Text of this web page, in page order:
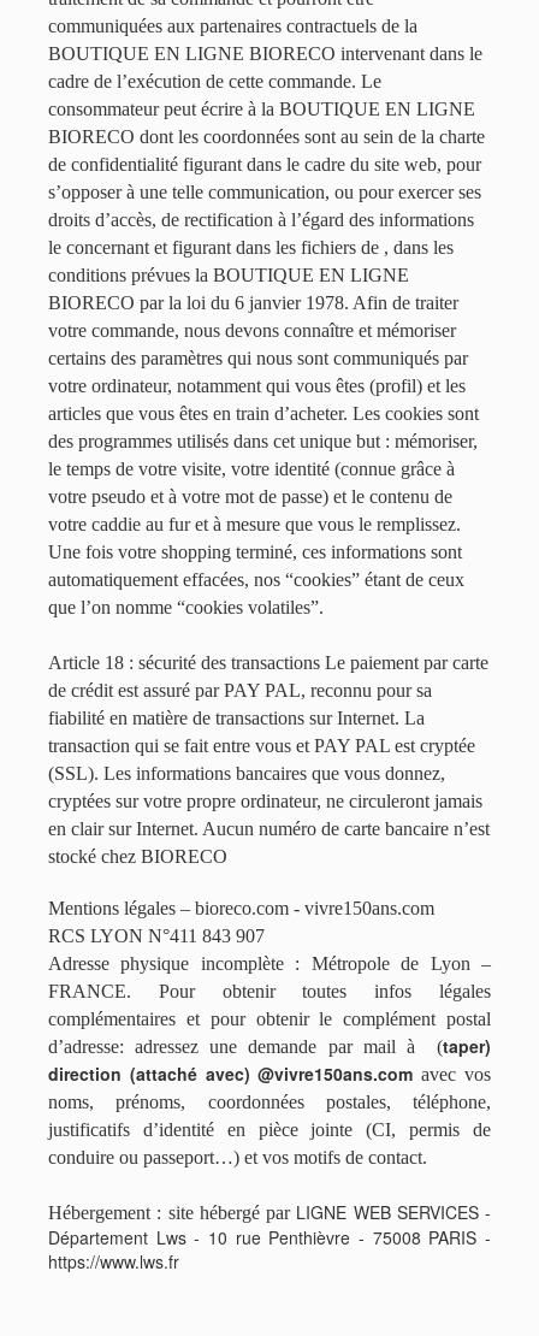
communiquées aux partenaires contractuels de la
BOUTIQUE EN LIGNE BIORECO intervenant dans le
cadre de l’exécution de cette commande. Le
consommateur peut écrire à la BOUTIQUE EN LIGNE
BIORECO dont les coordonnées sont au sein de la charte
de confidentialité figurant dans le cadre du site web, pour
s’opposer à une telle communication, ou pour exercer ses
droits d’accès, de rectification à l’égard des informations
le concernant et figurant dans les fichiers de , dans les
conditions prévues la BOUTIQUE EN LIGNE
BIORECO par la loi du 6 janvier 1978. Afin de traiter
votre commande, nous devons connaître et mémoriser
certains des paramètres qui nous sont communiqués par
votre ordinateur, notamment qui vous êtes (profil) et les
articles que vous êtes en train d’acheter. Les cookies sont
des programmes utilisés dans cet unique but : mémoriser,
le temps de votre visite, votre identité (connue grâce à
votre pseudo et à votre mot de passe) et le contenu de
votre caddie au fur et à mesure que vous le remplissez.
Une fois votre shopping terminé, ces informations sont
automatiquement effacées, nos “cookies” étant de ceux
que l’on nomme “cookies volatiles”.
Article 18 : sécurité des transactions Le paiement par carte
de crédit est assuré par PAY PAL, reconnu pour sa
fiabilité en matière de transactions sur Internet. La
transaction qui se fait entre vous et PAY PAL est cryptée
(SSL). Les informations bancaires que vous donnez,
cryptées sur votre propre ordinateur, ne circuleront jamais
en clair sur Internet. Aucun numéro de carte bancaire n’est
stocké chez BIORECO
Mentions légales – bioreco.com - vivre150ans.com
RCS LYON N°411 843 907
Adresse physique incomplète : Métropole de Lyon –
FRANCE. Pour obtenir toutes infos légales
complémentaires et pour obtenir le complément postal
d’adresse: adressez une demande par mail à (taper)
direction (attaché avec) @vivre150ans.comavec vos
noms, prénoms, coordonnées postales, téléphone,
justificatifs d’identité en pièce jointe (CI, permis de
conduire ou passeport…) et vos motifs de contact.
Hébergement : site hébergé par LIGNE WEB SERVICES -
Département Lws - 10 rue Penthièvre - 75008 PARIS -
https://www.lws.fr